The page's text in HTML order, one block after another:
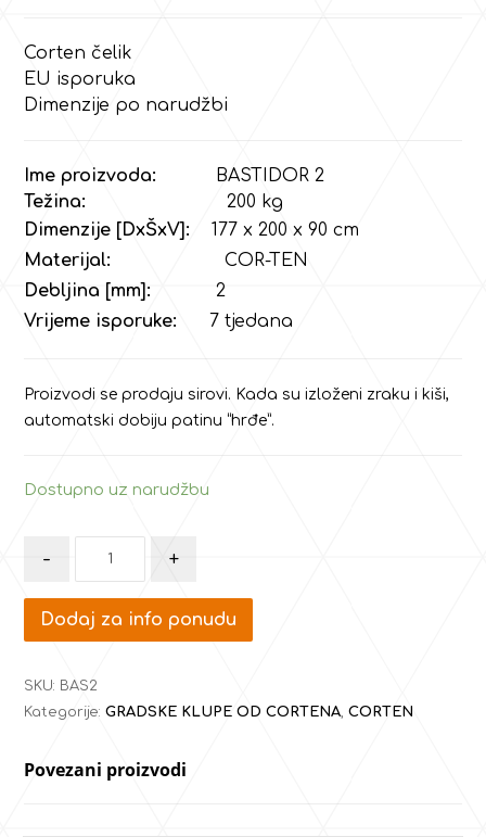
Corten čelik
EU isporuka
Dimenzije po narudžbi
Ime proizvoda:
BASTIDOR 2
Težina:
200 kg
Dimenzije [DxŠxV]:
177 x 200 x 90 cm
Materijal:
COR-TEN
Debljina [mm]:
2
Vrijeme isporuke:
7 tjedana
Proizvodi se prodaju sirovi. Kada su izloženi zraku i kiši,
automatski dobiju patinu “hrđe”.
Dostupno uz narudžbu
- +
Dodaj za info ponudu
SKU: BAS2
Kategorije:GRADSKE KLUPE OD CORTENA ,CORTEN
Povezani proizvodi